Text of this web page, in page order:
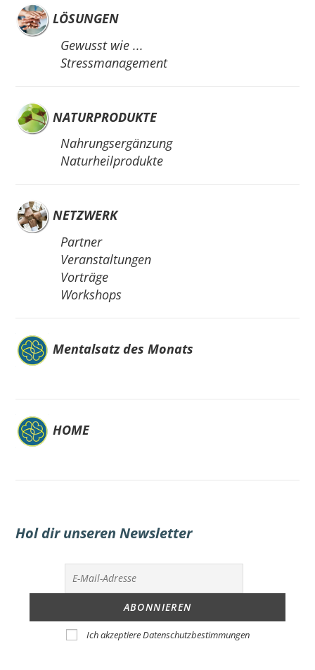
LÖSUNGEN
Gewusst wie ...
Stressmanagement
NATURPRODUKTE
Nahrungsergänzung
Naturheilprodukte
NETZWERK
Partner
Veranstaltungen
Vorträge
Workshops
Mentalsatz des Monats
HOME
Hol dir unseren Newsletter
Ich akzeptiere Datenschutzbestimmungen